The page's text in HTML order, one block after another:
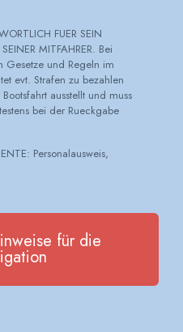
FUER SEIN
MITFAHRER. Bei
Gesetze und Regeln im
evt. Strafen zu bezahlen
ausstellt und muss
bei der Rueckgabe
Personalausweis,
für die